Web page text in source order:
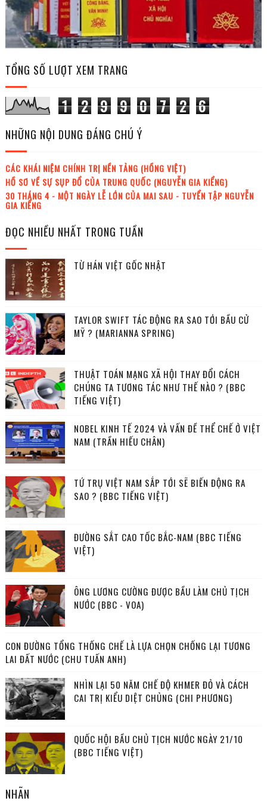
TỔNG SỐ LƯỢT XEM TRANG
1 2 9 9 0 7 2 6
NHỮNG NỘI DUNG ĐÁNG CHÚ Ý
CÁC KHÁI NIỆM CHÍNH TRỊ NỀN TẢNG (HỒNG VIỆT)
HỒ SƠ VỀ SỰ SỤP ĐỔ CỦA TRUNG QUỐC (NGUYỄN GIA KIỂNG)
30 THÁNG 4 - MỘT NGÀY LỄ LỚN CỦA MAI SAU - TUYỂN TẬP NGUYỄN
GIA KIỂNG
ĐỌC NHIỀU NHẤT TRONG TUẦN
TỪ HÁN VIỆT GỐC NHẬT
TAYLOR SWIFT TÁC ĐỘNG RA SAO TỚI BẦU CỬ
MỸ ? (MARIANNA SPRING)
THUẬT TOÁN MẠNG XÃ HỘI THAY ĐỔI CÁCH
CHÚNG TA TƯƠNG TÁC NHƯ THẾ NÀO ? (BBC
TIẾNG VIỆT)
NOBEL KINH TẾ 2024 VÀ VẤN ĐỀ THỂ CHẾ Ở VIỆT
NAM (TRẦN HIẾU CHÂN)
TỨ TRỤ VIỆT NAM SẮP TỚI SẼ BIẾN ĐỘNG RA
SAO ? (BBC TIẾNG VIỆT)
ĐƯỜNG SẮT CAO TỐC BẮC-NAM (BBC TIẾNG
VIỆT)
ÔNG LƯƠNG CƯỜNG ĐƯỢC BẦU LÀM CHỦ TỊCH
NƯỚC (BBC - VOA)
CON ĐƯỜNG TỔNG THỐNG CHẾ LÀ LỰA CHỌN CHỐNG LẠI TƯƠNG
LAI ĐẤT NƯỚC (CHU TUẤN ANH)
NHÌN LẠI 50 NĂM CHẾ ĐỘ KHMER ĐỎ VÀ CÁCH
CAI TRỊ KIỂU DIỆT CHỦNG (CHI PHƯƠNG)
QUỐC HỘI BẦU CHỦ TỊCH NƯỚC NGÀY 21/10
(BBC TIẾNG VIỆT)
NHÃN